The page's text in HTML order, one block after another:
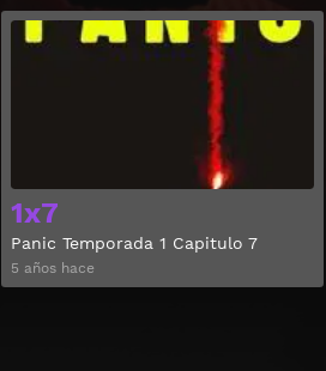
Ver
1x7
Panic Temporada 1 Capitulo 7
5 años hace